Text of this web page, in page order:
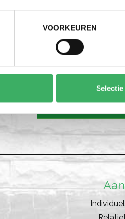
VOORKEUREN
Selectie
Ik ben als contextueel